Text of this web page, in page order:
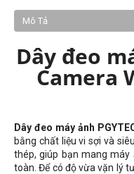
Mô Tả
Dây đeo
Camera
Dây đeo máy ảnh
bằng chất liệu vi sợi và
thép, giúp bạn mang
toàn. Để có độ vừa vặn lý